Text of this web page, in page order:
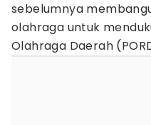
sebelumnya
olahraga untuk
Olahraga Daerah